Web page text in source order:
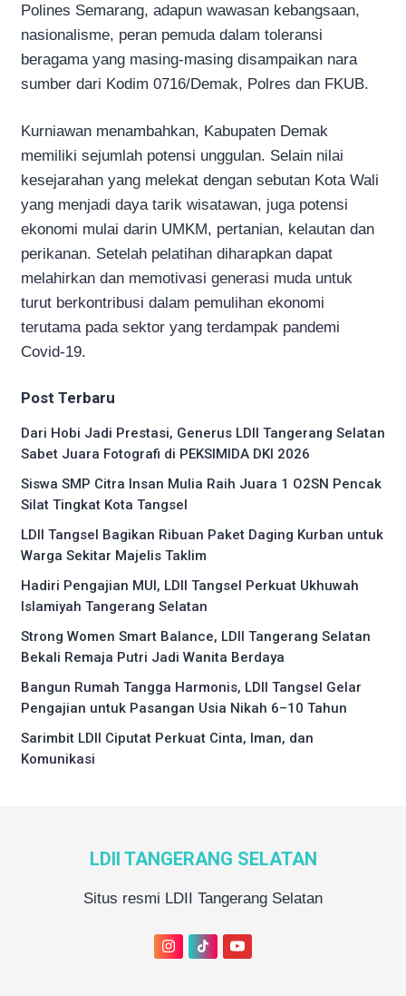
Polines Semarang, adapun wawasan kebangsaan,
nasionalisme, peran pemuda dalam toleransi
beragama yang masing-masing disampaikan nara
sumber dari Kodim 0716/Demak, Polres dan FKUB.
Kurniawan menambahkan, Kabupaten Demak
memiliki sejumlah potensi unggulan. Selain nilai
kesejarahan yang melekat dengan sebutan Kota Wali
yang menjadi daya tarik wisatawan, juga potensi
ekonomi mulai darin UMKM, pertanian, kelautan dan
perikanan. Setelah pelatihan diharapkan dapat
melahirkan dan memotivasi generasi muda untuk
turut berkontribusi dalam pemulihan ekonomi
terutama pada sektor yang terdampak pandemi
Covid-19.
Post Terbaru
Dari Hobi Jadi Prestasi, Generus LDII Tangerang Selatan
Sabet Juara Fotografi di PEKSIMIDA DKI 2026
Siswa SMP Citra Insan Mulia Raih Juara 1 O2SN Pencak
Silat Tingkat Kota Tangsel
LDII Tangsel Bagikan Ribuan Paket Daging Kurban untuk
Warga Sekitar Majelis Taklim
Hadiri Pengajian MUI, LDII Tangsel Perkuat Ukhuwah
Islamiyah Tangerang Selatan
Strong Women Smart Balance, LDII Tangerang Selatan
Bekali Remaja Putri Jadi Wanita Berdaya
Bangun Rumah Tangga Harmonis, LDII Tangsel Gelar
Pengajian untuk Pasangan Usia Nikah 6–10 Tahun
Sarimbit LDII Ciputat Perkuat Cinta, Iman, dan
Komunikasi
LDII TANGERANG SELATAN
Situs resmi LDII Tangerang Selatan